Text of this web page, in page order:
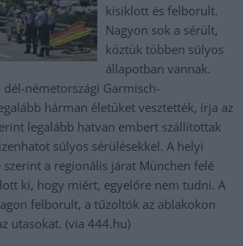
kisiklott és felborult.
Nagyon sok a sérült,
köztük többen súlyos
állapotban vannak.
németországi Garmisch-
hárman életüket vesztették, írja az
legalább hatvan embert szállítottak
súlyos sérülésekkel. A helyi
a regionális járat München felé
ki, hogy miért, egyelőre nem tudni. A
felborult, a tűzoltók az ablakokon
utasokat. (via 444.hu)